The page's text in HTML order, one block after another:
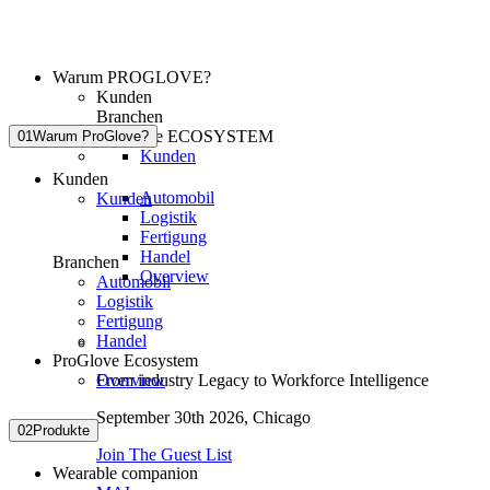
Warum PROGLOVE?
Kunden
Branchen
ProGlove ECOSYSTEM
Kunden
Automobil
Logistik
Fertigung
Handel
Overview
From industry Legacy to Workforce Intelligence
September 30th 2026, Chicago
Join The Guest List
01 Warum ProGlove?
Kunden
Kunden
Branchen
Automobil
Logistik
Fertigung
Handel
ProGlove Ecosystem
Overview
02Produkte
Wearable companion